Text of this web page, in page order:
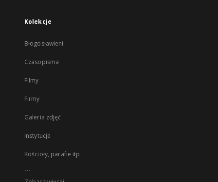
Kolekcje
Błogosławieni
Czasopisma
Filmy
Firmy
Galeria zdjęć
Instytucje
Kościoły, parafie itp.
...